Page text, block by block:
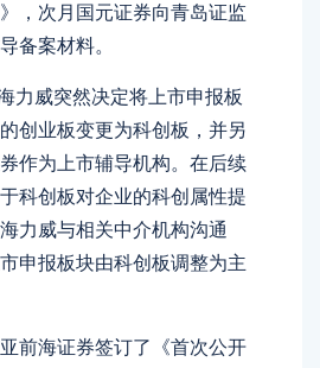
，次月国元证券向青岛证监
备案材料。
力威突然决定将上市申报板
创业板变更为科创板，并另
作为上市辅导机构。在后续
科创板对企业的科创属性提
力威与相关中介机构沟通
申报板块由科创板调整为主
前海证券签订了《首次公开